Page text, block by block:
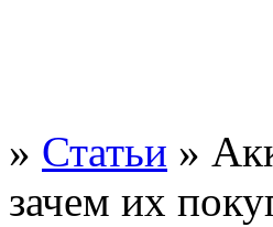
» Статьи »
зачем их